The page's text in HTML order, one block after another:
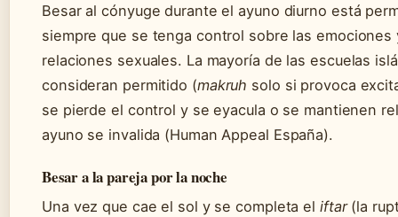
Besar al cónyuge durante el ayuno diurno está
siempre que se tenga control sobre las emociones
relaciones sexuales. La mayoría de las escuelas
consideran permitido (makruh solo si provoca
se pierde el control y se eyacula o se mantienen
ayuno se invalida (Human Appeal España).
Besar a la pareja por la noche
Una vez que cae el sol y se completa el iftar(la